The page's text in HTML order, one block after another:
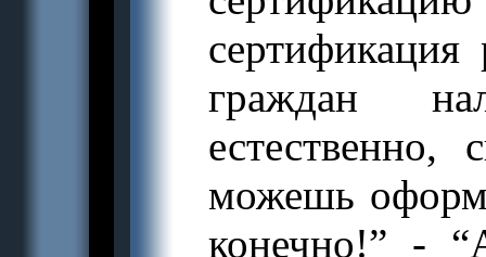
граждан
естественно,
можешь
конечно!” -